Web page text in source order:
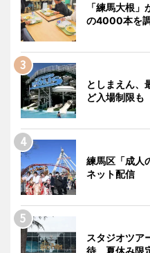
「練馬大根
の4000本を
としまえん
ど入場制限も
練馬区「成人
ネット配信
スタジオツア
待 夏休み限